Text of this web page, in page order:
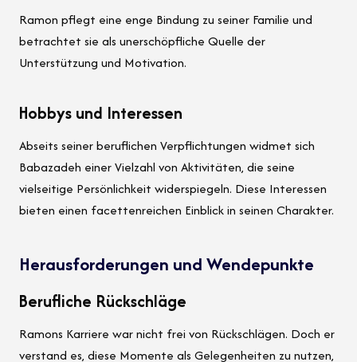
Ramon pflegt eine enge Bindung zu seiner Familie und
betrachtet sie als unerschöpfliche Quelle der
Unterstützung und Motivation.
Hobbys und Interessen
Abseits seiner beruflichen Verpflichtungen widmet sich
Babazadeh einer Vielzahl von Aktivitäten, die seine
vielseitige Persönlichkeit widerspiegeln. Diese Interessen
bieten einen facettenreichen Einblick in seinen Charakter.
Herausforderungen und Wendepunkte
Berufliche Rückschläge
Ramons Karriere war nicht frei von Rückschlägen. Doch er
verstand es, diese Momente als Gelegenheiten zu nutzen,